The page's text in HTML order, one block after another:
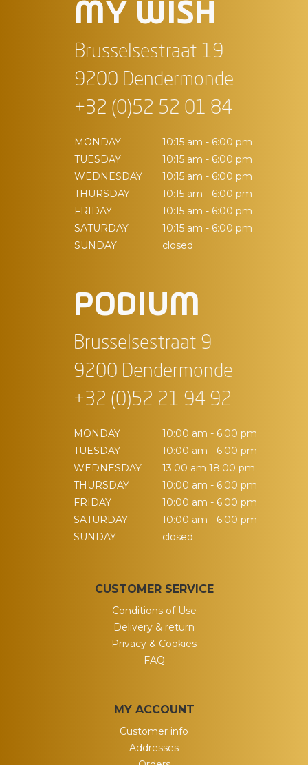
MY WISH
Brusselsestraat 19
9200 Dendermonde
+32 (0)52 52 01 84
MONDAY
10:15 am - 6:00 pm
TUESDAY
10:15 am - 6:00 pm
WEDNESDAY
10:15 am - 6:00 pm
THURSDAY
10:15 am - 6:00 pm
FRIDAY
10:15 am - 6:00 pm
SATURDAY
10:15 am - 6:00 pm
SUNDAY
closed
PODIUM
Brusselsestraat 9
9200 Dendermonde
+32 (0)52 21 94 92
MONDAY
10:00 am - 6:00 pm
TUESDAY
10:00 am - 6:00 pm
WEDNESDAY
13:00 am 18:00 pm
THURSDAY
10:00 am - 6:00 pm
FRIDAY
10:00 am - 6:00 pm
SATURDAY
10:00 am - 6:00 pm
SUNDAY
closed
CUSTOMER SERVICE
Conditions of Use
Delivery & return
Privacy & Cookies
FAQ
MY ACCOUNT
Customer info
Addresses